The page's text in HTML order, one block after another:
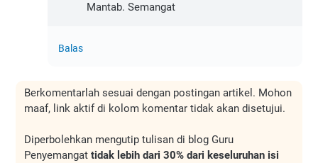
Mantab. Semangat
Balas
Berkomentarlah sesuai dengan postingan artikel. Mohon
maaf, link aktif di kolom komentar tidak akan disetujui.
Diperbolehkan mengutip tulisan di blog Guru
Penyemangat tidak lebih dari 30% dari keseluruhan isi